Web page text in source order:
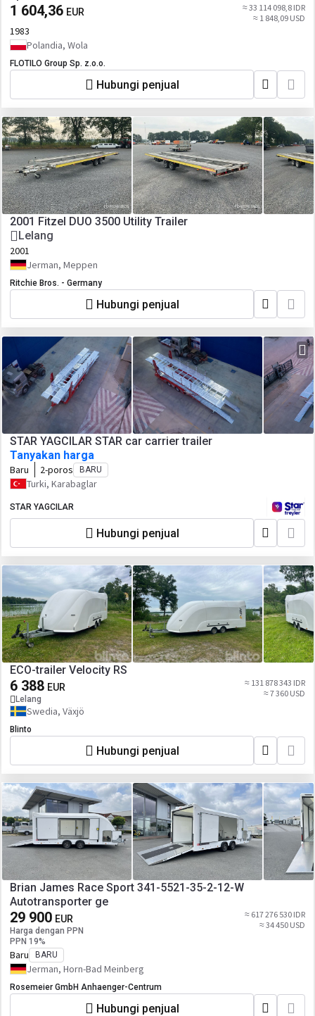
1 604,36 EUR
≈ 33 114 098,8 IDR
≈ 1 848,09 USD
1983
Polandia, Wola
FLOTILO Group Sp. z.o.o.
Hubungi penjual
2001 Fitzel DUO 3500 Utility Trailer
Lelang
2001
Jerman, Meppen
Ritchie Bros. - Germany
Hubungi penjual
STAR YAGCILAR STAR car carrier trailer
Tanyakan harga
Baru 2-poros BARU
Turki, Karabaglar
STAR YAGCILAR
Hubungi penjual
ECO-trailer Velocity RS
6 388 EUR
Lelang
≈ 131 878 343 IDR
≈ 7 360 USD
Swedia, Växjö
Blinto
Hubungi penjual
Brian James Race Sport 341-5521-35-2-12-W
Autotransporter ge
29 900 EUR
Harga dengan PPN
PPN 19%
≈ 617 276 530 IDR
≈ 34 450 USD
Baru BARU
Jerman, Horn-Bad Meinberg
Rosemeier GmbH Anhaenger-Centrum
Hubungi penjual